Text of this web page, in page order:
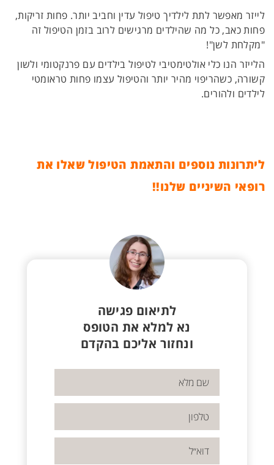
לייזר מאפשר לתת לילדיך טיפול עדין וחביב יותר. פחות זריקות,
פחות כאב, כל מה שהילדים מרגישים לרוב בזמן הטיפול זה
"מקלחת לשן"!
הלייזר הנו כלי אולטימטיבי לטיפול בילדים עם פרנקטומי ולשון
קשורה, כשהריפוי מהיר יותר והטיפול עצמו פחות טראומטי
לילדים ולהורים.
ליתרונות נוספים והתאמת הטיפול שאלו את
רופאי השיניים שלנו!!
לתיאום פגישה
נא למלא את הטופס
ונחזור אליכם בהקדם